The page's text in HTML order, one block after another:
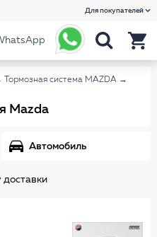
Для покупателей
Тормозная система MAZDA →
Mazda
Автомобиль
доставки